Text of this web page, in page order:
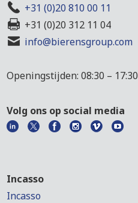
+31 (0)20 810 00 11
+31 (0)20 312 11 04
info@bierensgroup.com
Openingstijden: 08:30 – 17:30
Volg ons op social media
Incasso
Incasso